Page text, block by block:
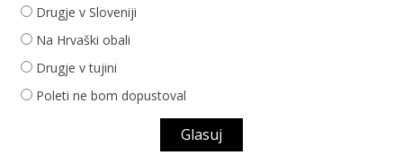
Drugje v Sloveniji
Na Hrvaški obali
Drugje v tujini
Poleti ne bom dopustoval